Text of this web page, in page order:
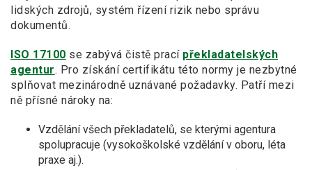
lidských zdrojů, systém řízení rizik nebo správu
dokumentů.
ISO 17100 se zabývá čistě prací překladatelských
agentur. Pro získání certifikátu této normy je nezbytné
splňovat mezinárodně uznávané požadavky. Patří mezi
ně přísné nároky na:
Vzdělání všech překladatelů, se kterými agentura
spolupracuje (vysokoškolské vzdělání v oboru, léta
praxe aj.).